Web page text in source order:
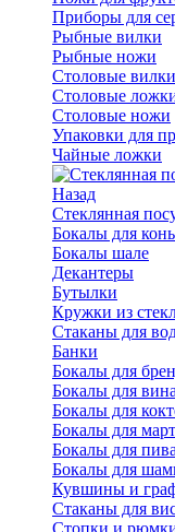
Приборы для
Рыбные вилки
Рыбные ножи
Столовые вилки
Столовые
Столовые ножи
Упаковки для
Чайные ложки
Назад
Стеклянная
Бокалы для
Бокалы шале
Декантеры
Бутылки
Кружки из
Стаканы для
Банки
Бокалы для
Бокалы для вина
Бокалы для
Бокалы для
Бокалы для пива
Бокалы для
Кувшины и
Стаканы для
Стопки и